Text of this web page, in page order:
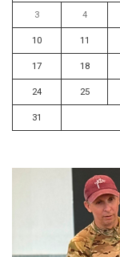
3 4
10 11
17 18
24 25
31